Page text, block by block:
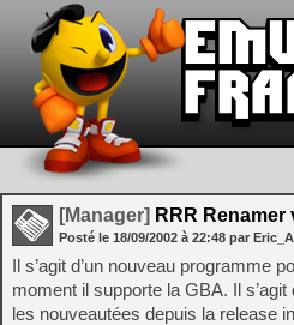
[Manager] RRR Renamer
Posté le 18/09/2002 à 22:48 par
Il s’agit d’un nouveau programme
moment il supporte la GBA. Il
les nouveautées depuis la release